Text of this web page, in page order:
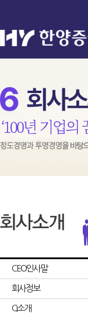
CEO인사말
회사정보
CI소개